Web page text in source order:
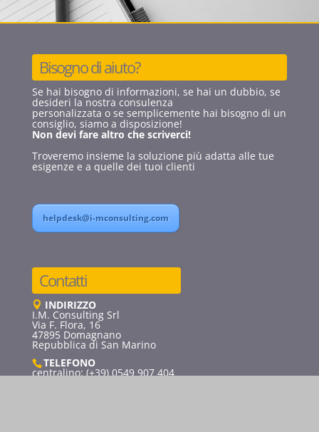
Bisogno di aiuto?
Se hai bisogno di informazioni, se hai un dubbio, se
desideri la nostra consulenza
personalizzata o se semplicemente hai bisogno di un
consiglio, siamo a disposizione!
Non devi fare altro che scriverci!
Troveremo insieme la soluzione più adatta alle tue
esigenze e a quelle dei tuoi clienti
helpdesk@i-mconsulting.com
Contatti
INDIRIZZO
I.M. Consulting Srl
Via F. Flora, 16
47895 Domagnano
Repubblica di San Marino
TELEFONO
centralino: (+39) 0549 907 404